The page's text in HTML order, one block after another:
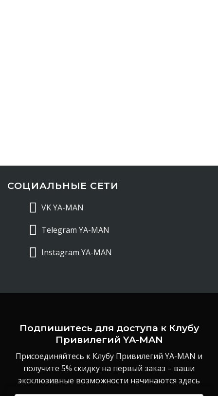
СОЦИАЛЬНЫЕ СЕТИ
VK YA-MAN
Telegram YA-MAN
Instagram YA-MAN
Подпишитесь для доступа к Клубу
Привилегий YA-MAN
Присоединяйтесь к Клубу Привилегий YA-MAN и
получите 5% скидку на первый заказ – ваши
эксклюзивные возможности начинаются здесь